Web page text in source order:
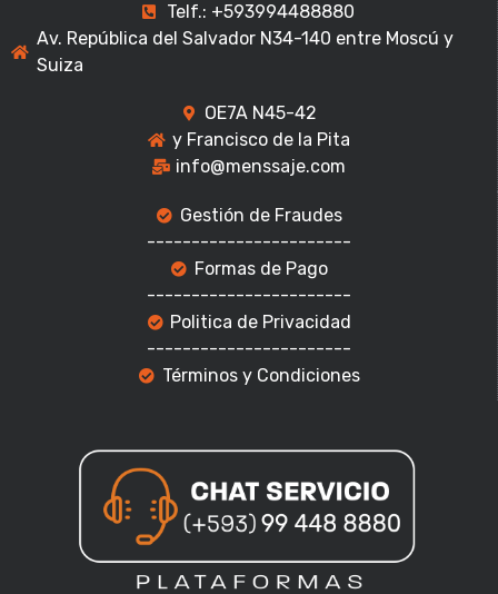
Telf.: +593994488880
Av. República del Salvador N34-140 entre Moscú y
Suiza
OE7A N45-42
y Francisco de la Pita
info@menssaje.com
Gestión de Fraudes
-----------------------
Formas de Pago
-----------------------
Politica de Privacidad
-----------------------
Términos y Condiciones